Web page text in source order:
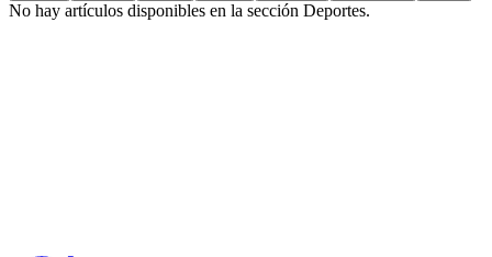
No hay artículos disponibles en la sección Deportes.